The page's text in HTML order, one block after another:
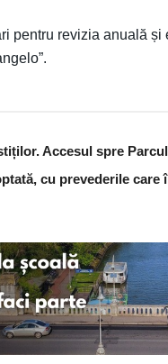
pentru revizia anuală
Accesul spre
cu prevederile care